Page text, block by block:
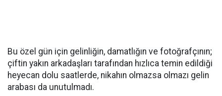
Bu özel gün için gelinliğin, damatlığın ve fotoğrafçının;
çiftin yakın arkadaşları tarafından hızlıca temin edildiği
heyecan dolu saatlerde, nikahın olmazsa olmazı gelin
arabası da unutulmadı.